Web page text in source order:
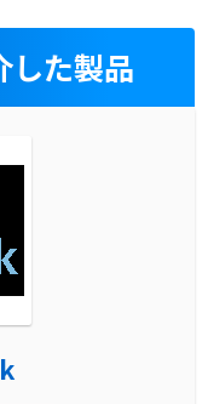
した製品